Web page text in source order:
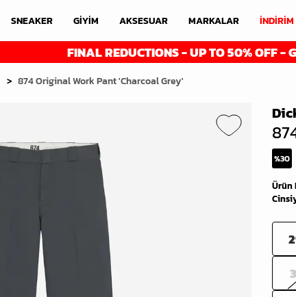
SNEAKER GİYİM AKSESUAR MARKALAR İNDİRİM
FINAL REDUCTIONS - UP TO 50% OFF - GET IT
874 Original Work Pant 'Charcoal Grey'
%30
Ürün